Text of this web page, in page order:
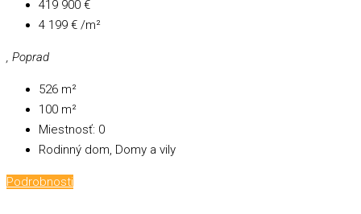
419 900 €
4 199 € /m²
, Poprad
526 m²
100 m²
Miestnosť: 0
Rodinný dom, Domy a vily
Podrobnosti